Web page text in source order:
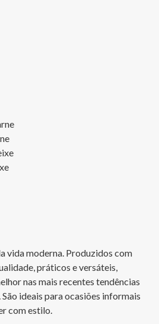
vida moderna. Produzidos com
práticos e versáteis,
nas mais recentes tendências
ideais para ocasiões informais
com estilo.